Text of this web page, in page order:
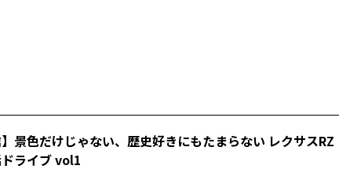
】景色だけじゃない、歴史好きにもたまらない レクサスRZ
ライブ vol1